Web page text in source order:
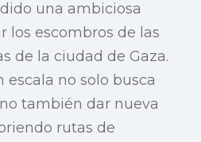
una ambiciosa
los escombros de las
de la ciudad de Gaza.
escala no solo busca
también dar nueva
rutas de